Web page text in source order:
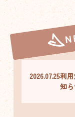
2026.07.25利
知